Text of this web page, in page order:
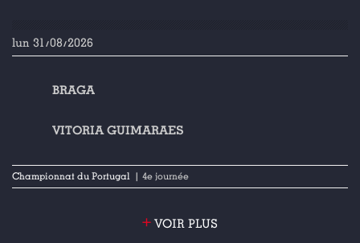
lun 31/08/2026
BRAGA
VITORIA GUIMARAES
Championnat du Portugal | 4e journée
+ VOIR PLUS